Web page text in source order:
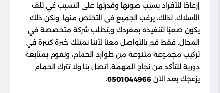
إزعاجًا للأفراد بسبب صوتها وقدرتها على التسبب في تلف
الأسلاك. لذلك، يرغب الجميع في التخلص منها، ولكن ذلك
يكون صعبًا لتنفيذه بمفردك ويتطلب شركة متخصصة في
المجال. فقط قم بالتواصل معنا لأننا نمتلك خبرة كبيرة في
تركيب مجموعة متنوعة من طوارد الحمام، ونقوم بمتابعة
دورية للتأكد من نجاح المهمة. اتصل بنا ولا تترك الحمام
يزعجك بعد الآن 0501044966
.